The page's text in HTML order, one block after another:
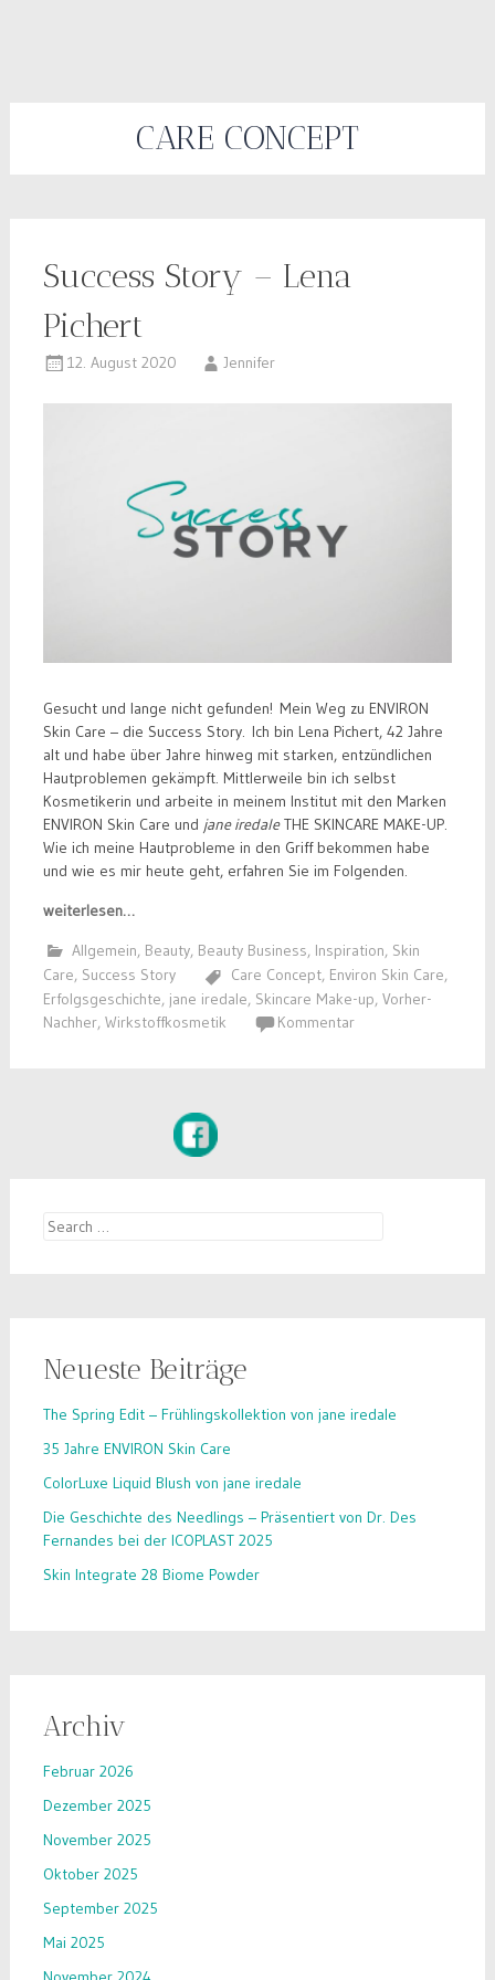
CARE CONCEPT
Success Story – Lena
Pichert
12. August 2020 Jennifer
Gesucht und lange nicht gefunden! Mein Weg zu ENVIRON
Skin Care – die Success Story. Ich bin Lena Pichert, 42 Jahre
alt und habe über Jahre hinweg mit starken, entzündlichen
Hautproblemen gekämpft. Mittlerweile bin ich selbst
Kosmetikerin und arbeite in meinem Institut mit den Marken
ENVIRON Skin Care und jane iredaleTHE SKINCARE MAKE-UP.
Wie ich meine Hautprobleme in den Griff bekommen habe
und wie es mir heute geht, erfahren Sie im Folgenden.
weiterlesen…
Allgemein, Beauty, Beauty Business, Inspiration, Skin
Care, Success Story Care Concept, Environ Skin Care,
Erfolgsgeschichte, jane iredale, Skincare Make-up, Vorher-
Nachher, Wirkstoffkosmetik Kommentar
Search
Neueste Beiträge
The Spring Edit – Frühlingskollektion von jane iredale
35 Jahre ENVIRON Skin Care
ColorLuxe Liquid Blush von jane iredale
Die Geschichte des Needlings – Präsentiert von Dr. Des
Fernandes bei der ICOPLAST 2025
Skin Integrate 28 Biome Powder
Archiv
Februar 2026
Dezember 2025
November 2025
Oktober 2025
September 2025
Mai 2025